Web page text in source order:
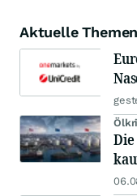
Aktuelle Themen